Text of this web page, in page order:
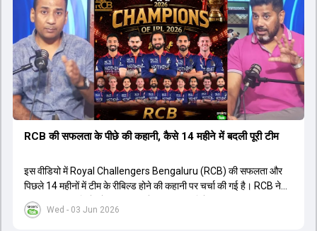
ने कहा कि टूर्नामेंट जीतने वाली टीम के अलावा इस सीजन की सबसे बड़ी बात इस
युवा खिलाड़ी का प्रदर्शन रहा है, जिसे देखने के लिए स्टेडियम में भारी भीड़ उमड़ती
थी। शानदार प्रदर्शन के बाद इस युवा खिलाड़ी को श्रीलंका में होने वाली
त्रिकोणीय सीरीज के लिए इंडिया ए टीम में भी शामिल कर लिया गया है।
Wed - 03 Jun 2026
RCB की सफलता के पीछे की कहानी, कैसे 14 महीने में बदली पूरी टीम
इस वीडियो में Royal Challengers Bengaluru (RCB) की सफलता और
पिछले 14 महीनों में टीम के रीबिल्ड होने की कहानी पर चर्चा की गई है। RCB ने
अपनी पुरानी गलतियों को स्वीकार करते हुए एक नया रिसेट बटन दबाया। टीम
मैनेजमेंट में Mo Bobat, Andy Flower, Dinesh Karthik और एनालिस्ट